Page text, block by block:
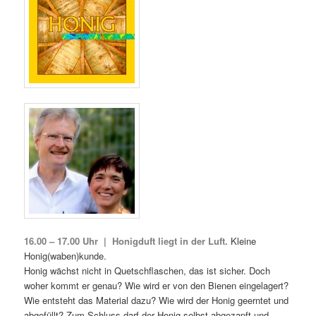
16.00 – 17.00 Uhr | Honigduft liegt in der Luft. Kleine
Honig(waben)kunde.
Honig wächst nicht in Quetschflaschen, das ist sicher. Doch
woher kommt er genau? Wie wird er von den Bienen eingelagert?
Wie entsteht das Material dazu? Wie wird der Honig geerntet und